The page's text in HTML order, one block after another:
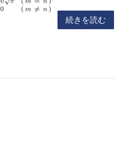
続きを読む